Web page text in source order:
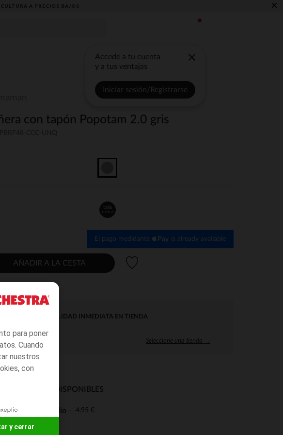
para poner
Cuando
nuestros
con
y cerrar
A PRECIOS BAJOS ×
Accede a tu cuenta
y a tus ventajas
Iniciar sesión/Registrarse
con tapón Popotam 2.0 gris
talla
unica
El pago medidante is already available
AÑADIR A LA CESTA
DISPONIBILIDAD INMEDIATA EN TIENDA
Seleccione una tienda →
DE ENVÍO DISPONIBLES
Entrega a domicilio 4,95 €